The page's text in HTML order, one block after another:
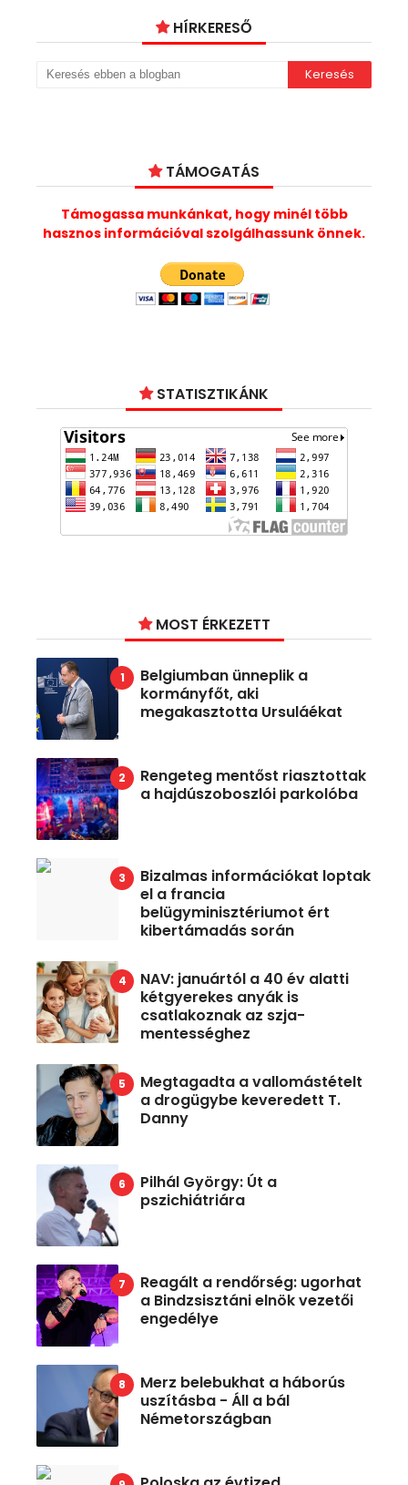
HÍRKERESŐ
TÁMOGATÁS
Támogassa munkánkat, hogy minél több
hasznos információval szolgálhassunk önnek.
STATISZTIKÁNK
MOST ÉRKEZETT
Belgiumban ünneplik a
kormányfőt, aki
megakasztotta Ursuláékat
Rengeteg mentőst riasztottak
a hajdúszoboszlói parkolóba
Bizalmas információkat loptak
el a francia
belügyminisztériumot ért
kibertámadás során
NAV: januártól a 40 év alatti
kétgyerekes anyák is
csatlakoznak az szja-
mentességhez
Megtagadta a vallomástételt
a drogügybe keveredett T.
Danny
Pilhál György: Út a
pszichiátriára
Reagált a rendőrség: ugorhat
a Bindzsisztáni elnök vezetői
engedélye
Merz belebukhat a háborús
uszításba - Áll a bál
Németországban